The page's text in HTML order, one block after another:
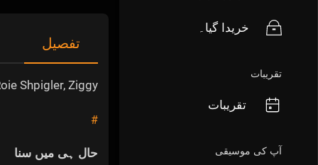
خریدا گیا۔
تقریبات
تقریبات
آپ کی موسیقی
تفصیل
Shpigler, Ziggy
#
حال ہی میں سنا